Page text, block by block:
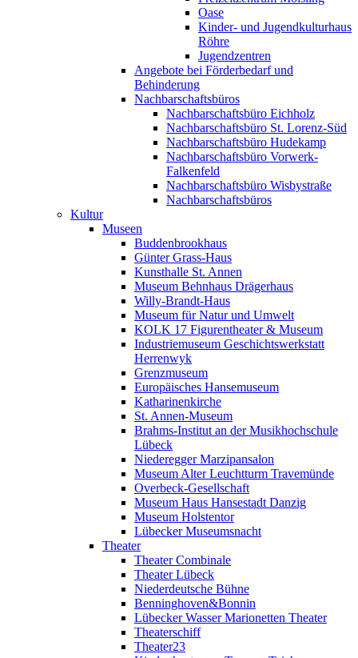
Oase
Kinder- und Jugendkulturhaus
Röhre
Jugendzentren
Angebote bei Förderbedarf und
Behinderung
Nachbarschaftsbüros
Nachbarschaftsbüro Eichholz
Nachbarschaftsbüro St. Lorenz-Süd
Nachbarschaftsbüro Hudekamp
Nachbarschaftsbüro Vorwerk-
Falkenfeld
Nachbarschaftsbüro Wisbystraße
Nachbarschaftsbüros
Kultur
Museen
Buddenbrookhaus
Günter Grass-Haus
Kunsthalle St. Annen
Museum Behnhaus Drägerhaus
Willy-Brandt-Haus
Museum für Natur und Umwelt
KOLK 17 Figurentheater & Museum
Industriemuseum Geschichtswerkstatt
Herrenwyk
Grenzmuseum
Europäisches Hansemuseum
Katharinenkirche
St. Annen-Museum
Brahms-Institut an der Musikhochschule
Lübeck
Niederegger Marzipansalon
Museum Alter Leuchtturm Travemünde
Overbeck-Gesellschaft
Museum Haus Hansestadt Danzig
Museum Holstentor
Lübecker Museumsnacht
Theater
Theater Combinale
Theater Lübeck
Niederdeutsche Bühne
Benninghoven&Bonnin
Lübecker Wasser Marionetten Theater
Theaterschiff
Theater23